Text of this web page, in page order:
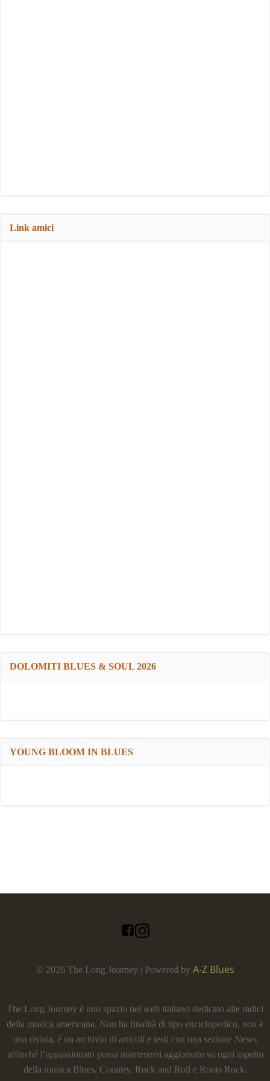
Link amici
DOLOMITI BLUES & SOUL 2026
YOUNG BLOOM IN BLUES
© 2026 The Long Journey | Powered by A-Z Blues
The Long Journey è uno spazio nel web italiano dedicato alle radici
della musica americana. Non ha finalità di tipo enciclopedico, non è
una rivista, é un archivio di articoli e testi con una sezione News
affinché l’appassionato possa mantenersi aggiornato su ogni aspetto
della musica Blues, Country, Rock and Roll e Roots Rock.